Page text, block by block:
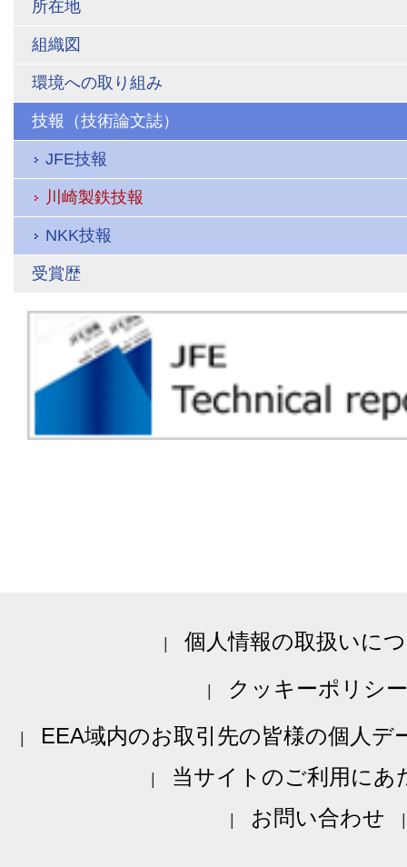
所在地
組織図
環境への取り組み
技報（技術論文誌）
JFE技報
川崎製鉄技報
NKK技報
受賞歴
個人情報の取扱いに
クッキーポリシー
EEA域内のお取引先の皆様の個人デ
当サイトのご利用にあ
お問い合わせ